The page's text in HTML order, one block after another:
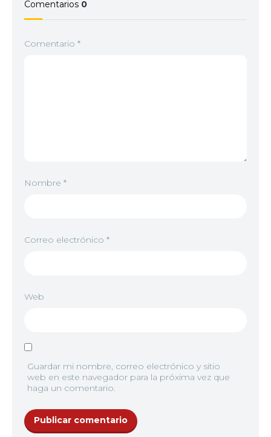
Comentarios 0
Comentario *
Nombre *
Correo electrónico *
Web
Guardar mi nombre, correo electrónico y sitio
web en este navegador para la próxima vez que
haga un comentario.